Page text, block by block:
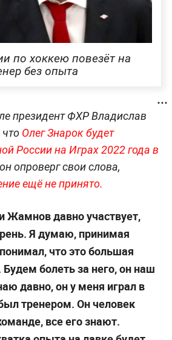
по хоккею повезёт на
без опыта
президент ФХР Владислав
Олег Знарок будет
России на Играх 2022 года в
опроверг свои слова,
ещё не принято.
Жамнов давно участвует,
Я думаю, принимая
что это большая
Будем болеть за него, он наш
давно, он у меня играл в
тренером. Он человек
все его знают.